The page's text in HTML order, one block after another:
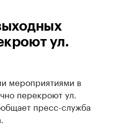
ул.
мероприятиями в
перекроют ул.
пресс-служба